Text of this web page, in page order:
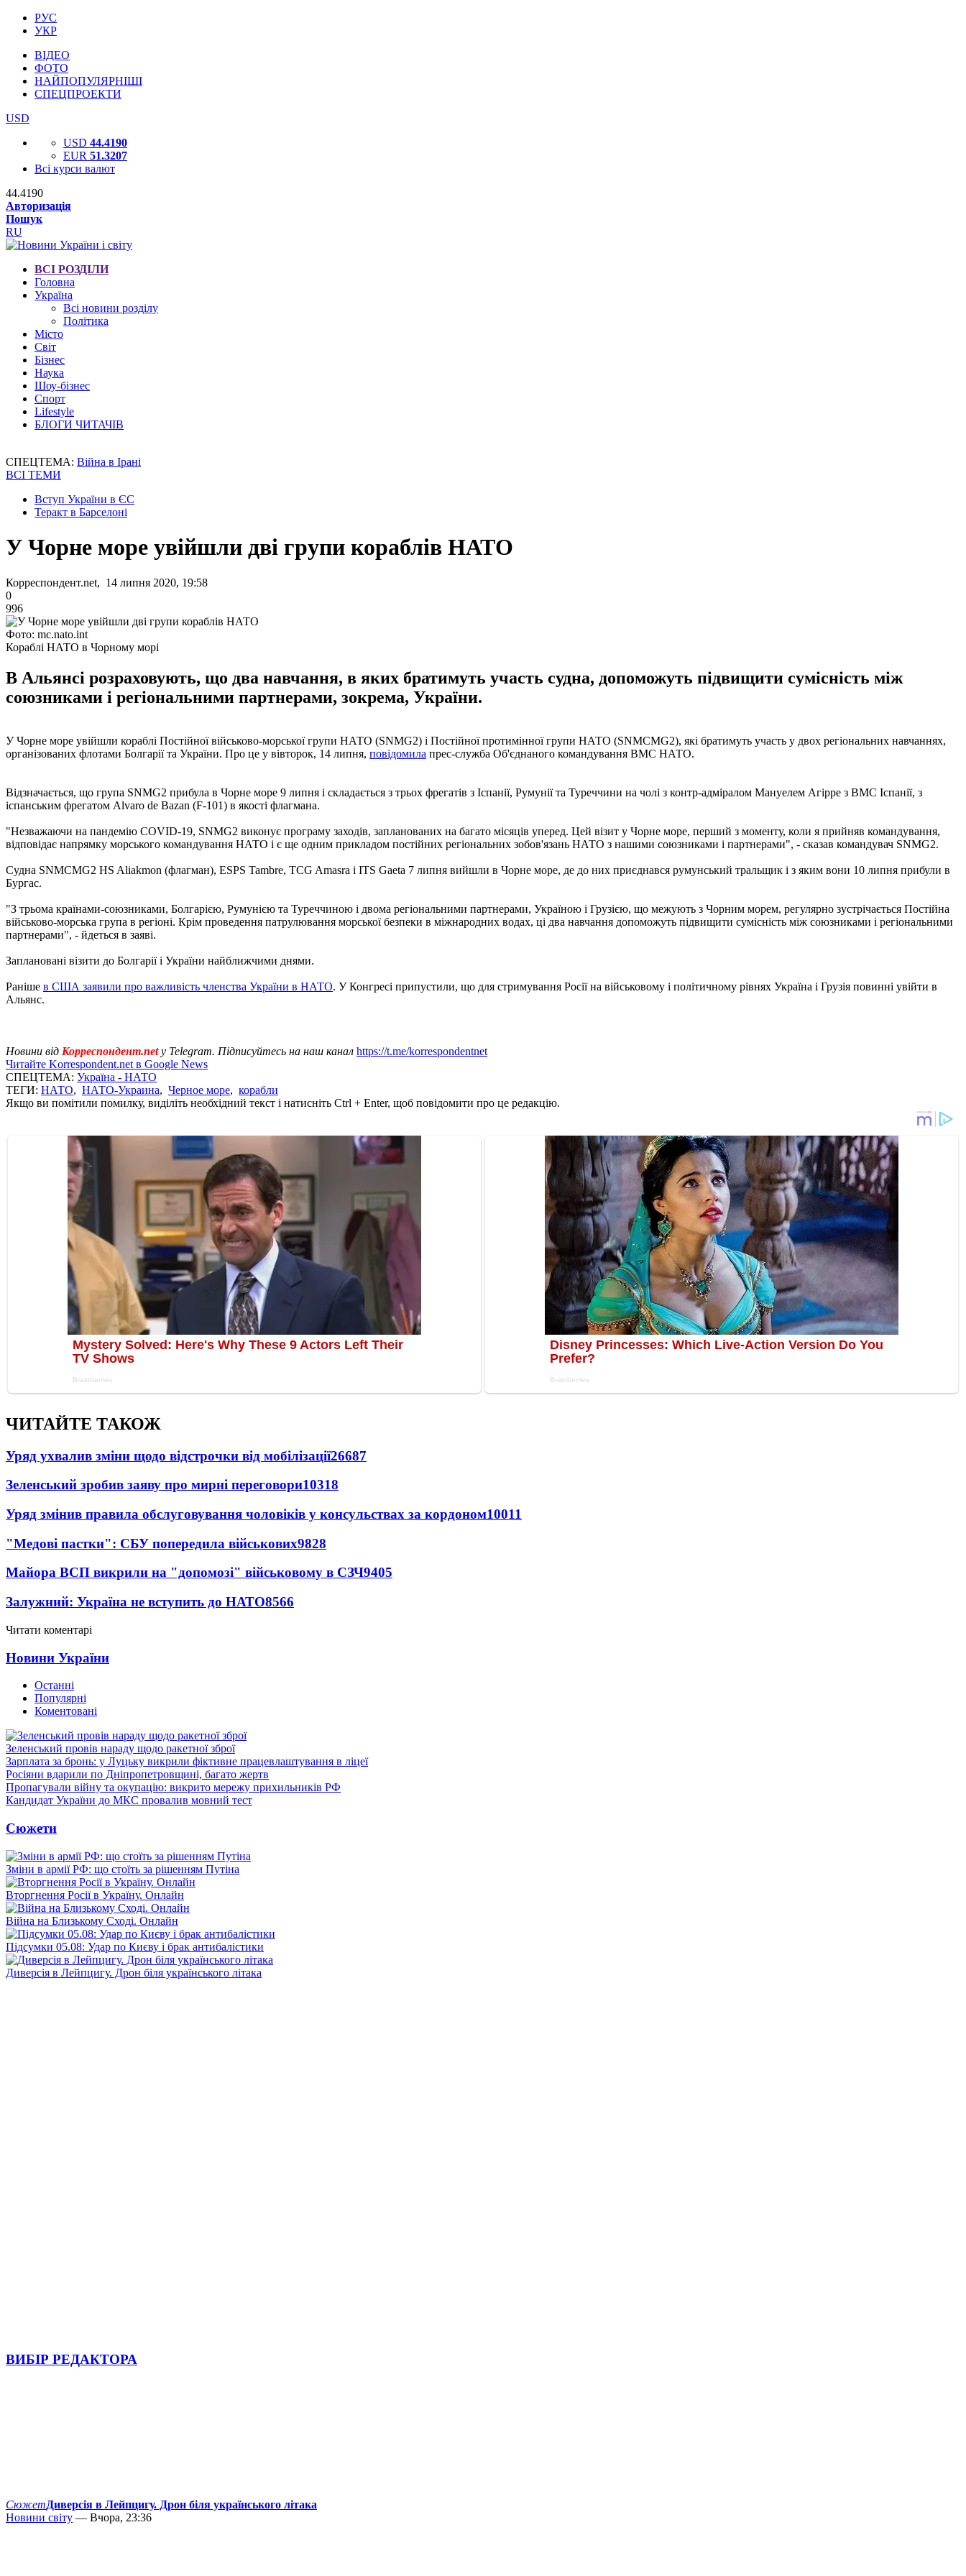
РУС
УКР
ВІДЕО
ФОТО
НАЙПОПУЛЯРНІШІ
СПЕЦПРОЕКТИ
USD
USD 44.4190
EUR 51.3207
Всі курси валют
44.4190
Авторизація
Пошук
RU
ВСІ РОЗДІЛИ
Головна
Україна
Всі новини розділу
Політика
Місто
Світ
Бізнес
Наука
Шоу-бізнес
Спорт
Lifestyle
БЛОГИ ЧИТАЧІВ
СПЕЦТЕМА: Війна в Ірані
ВСІ ТЕМИ
Вступ України в ЄС
Теракт в Барселоні
У Чорне море увійшли дві групи кораблів НАТО
Корреспондент.net, 14 липня 2020, 19:58
0
996
Фото: mc.nato.int
Кораблі НАТО в Чорному морі
В Альянсі розраховують, що два навчання, в яких братимуть участь судна, допоможуть підвищити сумісність між
союзниками і регіональними партнерами, зокрема, України.
У Чорне море увійшли кораблі Постійної військово-морської групи НАТО (SNMG2) і Постійної протимінної групи НАТО (SNMCMG2), які братимуть участь у двох регіональних навчаннях,
організованих флотами Болгарії та України. Про це у вівторок, 14 липня, повідомила прес-служба Об'єднаного командування ВМС НАТО.
Відзначається, що група SNMG2 прибула в Чорне море 9 липня і складається з трьох фрегатів з Іспанії, Румунії та Туреччини на чолі з контр-адміралом Мануелем Агірре з ВМС Іспанії, з
іспанським фрегатом Alvaro de Bazan (F-101) в якості флагмана.
"Незважаючи на пандемію COVID-19, SNMG2 виконує програму заходів, запланованих на багато місяців уперед. Цей візит у Чорне море, перший з моменту, коли я прийняв командування,
відповідає напрямку морського командування НАТО і є ще одним прикладом постійних регіональних зобов'язань НАТО з нашими союзниками і партнерами", - сказав командувач SNMG2.
Судна SNMCMG2 HS Aliakmon (флагман), ESPS Tambre, TCG Amasra і ITS Gaeta 7 липня вийшли в Чорне море, де до них приєднався румунський тральщик і з яким вони 10 липня прибули в
Бургас.
"З трьома країнами-союзниками, Болгарією, Румунією та Туреччиною і двома регіональними партнерами, Україною і Грузією, що межують з Чорним морем, регулярно зустрічається Постійна
військово-морська група в регіоні. Крім проведення патрулювання морської безпеки в міжнародних водах, ці два навчання допоможуть підвищити сумісність між союзниками і регіональними
партнерами", - йдеться в заяві.
Заплановані візити до Болгарії і України найближчими днями.
Раніше в США заявили про важливість членства України в НАТО. У Конгресі припустили, що для стримування Росії на військовому і політичному рівнях Україна і Грузія повинні увійти в
Альянс.
Новини від Корреспондент.net у Telegram. Підписуйтесь на наш канал https://t.me/korrespondentnet
Читайте Korrespondent.net в Google News
СПЕЦТЕМА: Україна - НАТО
ТЕГИ: НАТО, НАТО-Украина, Черное море, корабли
Якщо ви помітили помилку, виділіть необхідний текст і натисніть Ctrl + Enter, щоб повідомити про це редакцію.
ЧИТАЙТЕ ТАКОЖ
Уряд ухвалив зміни щодо відстрочки від мобілізації26687
Зеленський зробив заяву про мирні переговори10318
Уряд змінив правила обслуговування чоловіків у консульствах за кордоном10011
"Медові пастки": СБУ попередила військових9828
Майора ВСП викрили на "допомозі" військовому в СЗЧ9405
Залужний: Україна не вступить до НАТО8566
Читати коментарі
Новини України
Останні
Популярні
Коментовані
Зеленський провів нараду щодо ракетної зброї
Зарплата за бронь: у Луцьку викрили фіктивне працевлаштування в ліцеї
Росіяни вдарили по Дніпропетровщині, багато жертв
Пропагували війну та окупацію: викрито мережу прихильників РФ
Кандидат України до МКС провалив мовний тест
Сюжети
Зміни в армії РФ: що стоїть за рішенням Путіна
Вторгнення Росії в Україну. Онлайн
Війна на Близькому Сході. Онлайн
Підсумки 05.08: Удар по Києву і брак антибалістики
Диверсія в Лейпцигу. Дрон біля українського літака
ВИБІР РЕДАКТОРА
СюжетДиверсія в Лейпцигу. Дрон біля українського літака
Новини світу — Вчора, 23:36